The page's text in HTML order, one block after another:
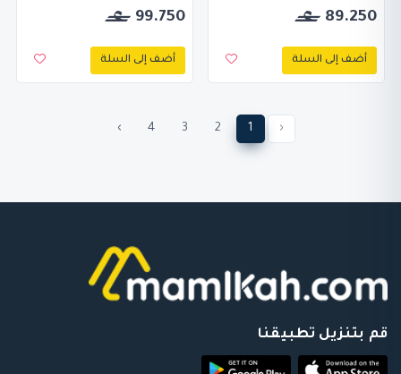
89.250
أضف إلى السلة
99.750
أضف إلى السلة
‹
1
2
3
4
›
قم بتنزيل تطبيقنا